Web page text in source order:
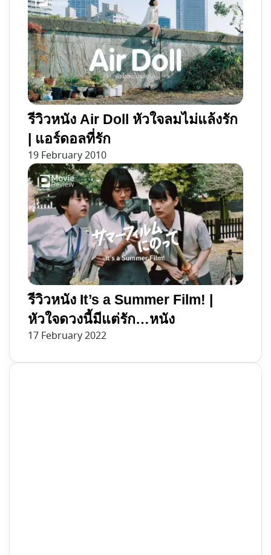
รีวิวหนัง Air Doll หัวใจลมไม่แล้งรัก
| แอร์ดอลที่รัก
19 February 2010
รีวิวหนัง It’s a Summer Film! |
หัวใจดวงนี้มีแต่รัก…หนัง
17 February 2022